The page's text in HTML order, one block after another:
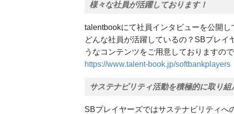
様々な社員が活躍しております！
talentbookにて社員インタビューを公開し
どんな社員が活躍しているの？SBプレ
うなコンテンツをご用意しておりますの
https://www.talent-book.jp/softbankplayers
サステナビリティ活動を積極的に取り組
SBプレイヤーズではサステナビリティへ